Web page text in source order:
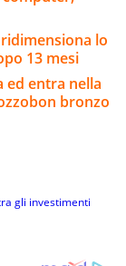
lo
13 mesi
ed entra nella
bronzo
gli investimenti